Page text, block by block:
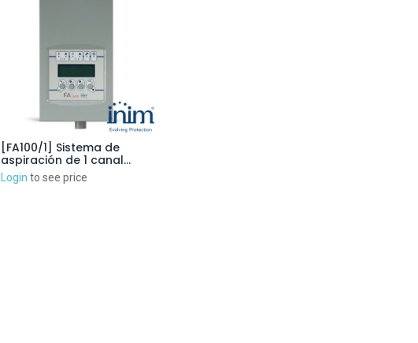
[FA100/1] Sistema de
aspiración de 1 canal
basado en la tecnología
de doble luz
Login to see price